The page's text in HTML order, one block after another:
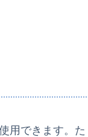
用できます。た